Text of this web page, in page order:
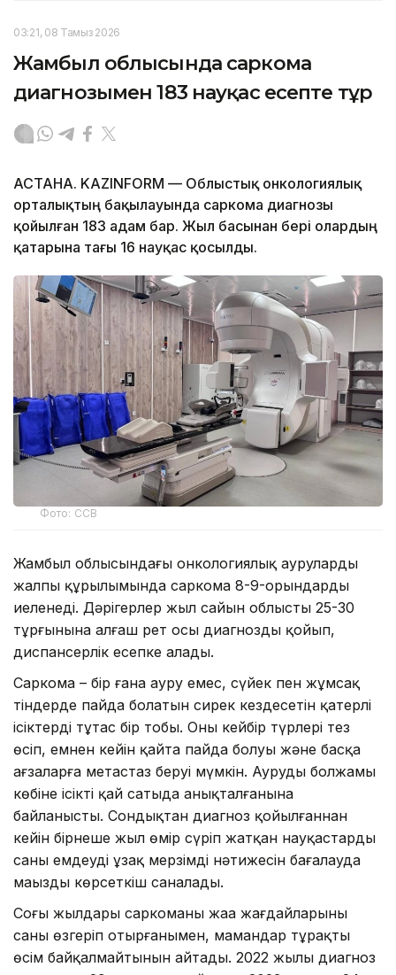
03:21, 08 Тамыз 2026
Жамбыл облысында саркома
диагнозымен 183 науқас есепте тұр
АСТАНА. KAZINFORM — Облыстық онкологиялық
орталықтың бақылауында саркома диагнозы
қойылған 183 адам бар. Жыл басынан бері олардың
қатарына тағы 16 науқас қосылды.
Фото: ССВ
Жамбыл облысындағы онкологиялық аурулардың
жалпы құрылымында саркома 8-9-орындарды
иеленеді. Дәрігерлер жыл сайын облыстың 25-30
тұрғынына алғаш рет осы диагнозды қойып,
диспансерлік есепке алады.
Саркома – бір ғана ауру емес, сүйек пен жұмсақ
тіндерде пайда болатын сирек кездесетін қатерлі
ісіктердің тұтас бір тобы. Оның кейбір түрлері тез
өсіп, емнен кейін қайта пайда болуы және басқа
ағзаларға метастаз беруі мүмкін. Аурудың болжамы
көбіне ісіктің қай сатыда анықталғанына
байланысты. Сондықтан диагноз қойылғаннан
кейін бірнеше жыл өмір сүріп жатқан науқастардың
саны емдеудің ұзақ мерзімді нәтижесін бағалауда
маңызды көрсеткіш саналады.
Соңғы жылдары саркоманың жаңа жағдайларының
саны өзгеріп отырғанымен, мамандар тұрақты
өсім байқалмайтынын айтады. 2022 жылы диагноз